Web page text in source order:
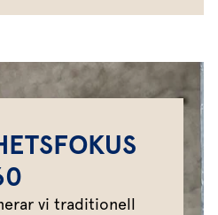
vi traditionell